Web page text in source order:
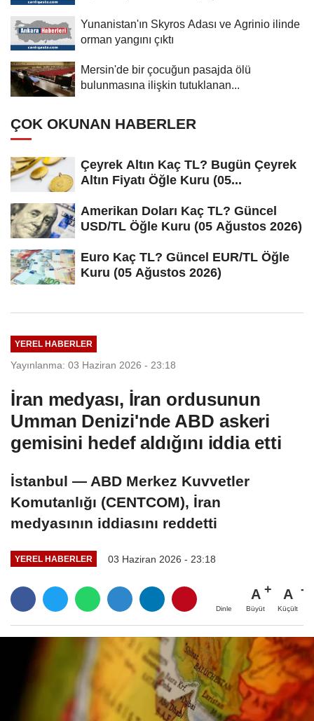
Yunanistan'ın Skyros Adası ve Agrinio ilinde
orman yangını çıktı
Mersin'de bir çocuğun pasajda ölü
bulunmasına ilişkin tutuklanan...
ÇOK OKUNAN HABERLER
Çeyrek Altın Kaç TL? Bugün Çeyrek
Altın Fiyatı Öğle Kuru (05...
Amerikan Doları Kaç TL? Güncel
USD/TL Öğle Kuru (05 Ağustos 2026)
Euro Kaç TL? Güncel EUR/TL Öğle
Kuru (05 Ağustos 2026)
YEREL HABERLER
Yayınlanma: 03 Haziran 2026 - 23:18
İran medyası, İran ordusunun
Umman Denizi'nde ABD askeri
gemisini hedef aldığını iddia etti
İstanbul — ABD Merkez Kuvvetler
Komutanlığı (CENTCOM), İran
medyasının iddiasını reddetti
YEREL HABERLER 03 Haziran 2026 - 23:18
Dinle
A
Büyüt
A
Küçült